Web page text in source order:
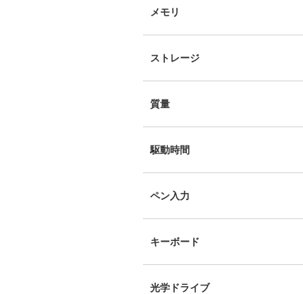
メモリ
ストレージ
質量
駆動時間
ペン入力
キーボード
光学ドライブ